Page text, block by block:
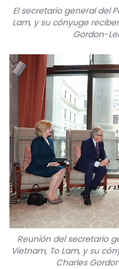
中文
El secretario general del
Lam, y su cónyuge
Gordon-
Reunión del secretario
Vietnam, To Lam, y su
Charles